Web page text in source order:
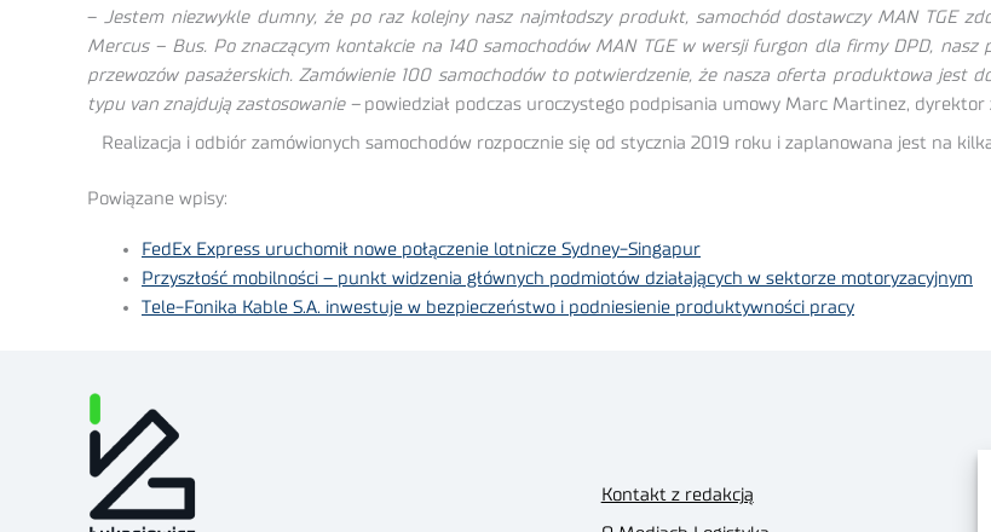
– Jestem niezwykle dumny, że po raz kolejny nasz najmłodszy produkt, samochód dostawczy MAN TGE
Mercus – Bus. Po znaczącym kontakcie na 140 samochodów MAN TGE w wersji furgon dla firmy DPD,
przewozów pasażerskich. Zamówienie 100 samochodów to potwierdzenie, że nasza oferta produktowa jest
typu van znajdują zastosowanie – powiedział podczas uroczystego podpisania umowy Marc Martinez, dyrektor
Realizacja i odbiór zamówionych samochodów rozpocznie się od stycznia 2019 roku i zaplanowana jest na
Powiązane wpisy:
FedEx Express uruchomił nowe połączenie lotnicze Sydney-Singapur
Przyszłość mobilności – punkt widzenia głównych podmiotów działających w sektorze motoryzacyjnym
Tele-Fonika Kable S.A. inwestuje w bezpieczeństwo i podniesienie produktywności pracy
Kontakt z redakcją